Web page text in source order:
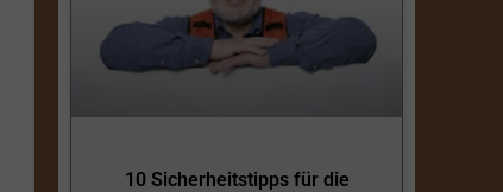
10 Sicherheitstipps für die